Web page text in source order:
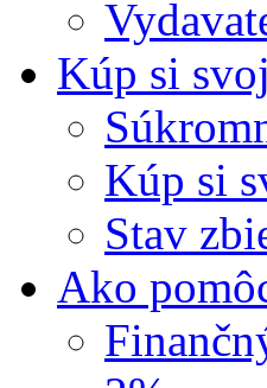
Kúp si
Kúp si
Stav
Ako